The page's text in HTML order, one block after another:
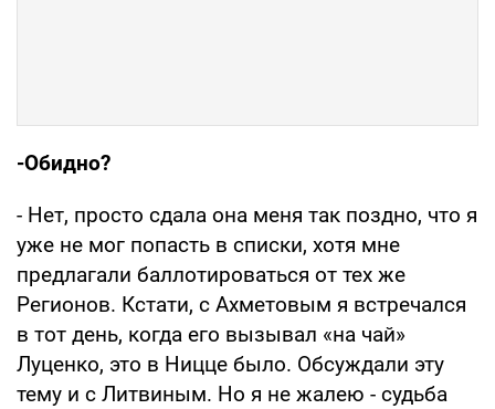
-Обидно?
- Нет, просто сдала она меня так поздно, что я
уже не мог попасть в списки, хотя мне
предлагали баллотироваться от тех же
Регионов. Кстати, с Ахметовым я встречался
в тот день, когда его вызывал «на чай»
Луценко, это в Ницце было. Обсуждали эту
тему и с Литвиным. Но я не жалею - судьба